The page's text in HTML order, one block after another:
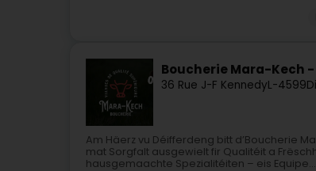
Boucherie Mara-Kech
36 Rue J-F KennedyL-4599
Am Häerz vu Déifferdeng bitt d’Boucherie
mat Sorgfalt ausgewielt fir Qualitéit a
hausgemaachte Spezialitéiten – eis Equipe...